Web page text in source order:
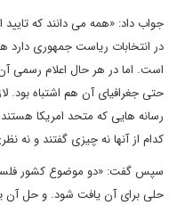
جواب داد: «همه می دانند که
در انتخابات ریاست جمهوری دارد
است. اما در هر حال اعلام رسمی
حتی جغرافیای آن هم اشتباه بود.
رسانه هایی که متحد امریکا
کدام از آنها نه چیزی گفتند و نه
سپس گفت: «دو موضوع کشور
حلی برای آن یافت شود. و حل آن